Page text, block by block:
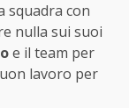
squadra con
nulla sui suoi
e il team per
lavoro per